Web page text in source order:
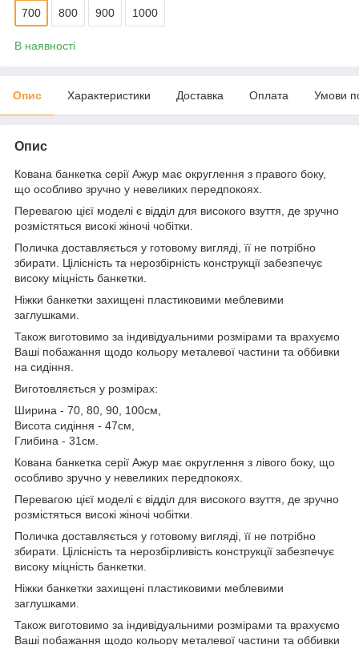
700 800 900 1000
В наявності
Опис Характеристики Доставка Оплата Умови
Опис
Кована банкетка серії Ажур має округлення з правого боку,
що особливо зручно у невеликих передпокоях.
Перевагою цієї моделі є відділ для високого взуття, де зручно
розмістяться високі жіночі чобітки.
Поличка доставляється у готовому вигляді, її не потрібно
збирати. Цілісність та нерозбірність конструкції забезпечує
високу міцність банкетки.
Ніжки банкетки захищені пластиковими меблевими
заглушками.
Також виготовимо за індивідуальними розмірами та врахуємо
Ваші побажання щодо кольору металевої частини та оббивки
на сидіння.
Виготовляється у розмірах:
Ширина - 70, 80, 90, 100см,
Висота сидіння - 47см,
Глибина - 31см.
Кована банкетка серії Ажур має округлення з лівого боку, що
особливо зручно у невеликих передпокоях.
Перевагою цієї моделі є відділ для високого взуття, де зручно
розмістяться високі жіночі чобітки.
Поличка доставляється у готовому вигляді, її не потрібно
збирати. Цілісність та нерозбірливість конструкції забезпечує
високу міцність банкетки.
Ніжки банкетки захищені пластиковими меблевими
заглушками.
Також виготовимо за індивідуальними розмірами та врахуємо
Ваші побажання щодо кольору металевої частини та оббивки